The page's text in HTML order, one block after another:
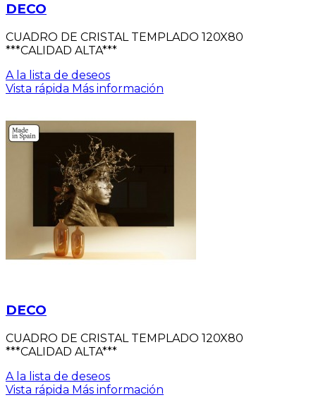
DECO
CUADRO DE CRISTAL TEMPLADO 120X80
***CALIDAD ALTA***
A la lista de deseos
Vista rápida Más información
DECO
CUADRO DE CRISTAL TEMPLADO 120X80
***CALIDAD ALTA***
A la lista de deseos
Vista rápida Más información